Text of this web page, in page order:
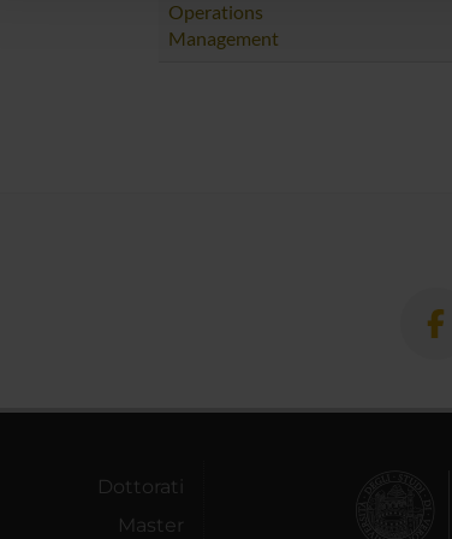
Operations
Management
Dottorati
Master